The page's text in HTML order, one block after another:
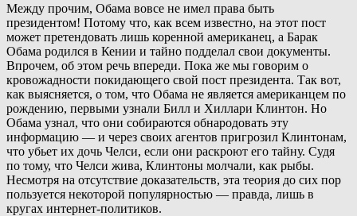
Между прочим, Обама вовсе не имел права быть
президентом! Потому что, как всем известно, на этот пост
может претендовать лишь коренной американец, а Барак
Обама родился в Кении и тайно подделал свои документы.
Впрочем, об этом речь впереди. Пока же мы говорим о
кровожадности покидающего свой пост президента. Так вот,
как выясняется, о том, что Обама не является американцем по
рождению, первыми узнали Билл и Хиллари Клинтон. Но
Обама узнал, что они собираются обнародовать эту
информацию — и через своих агентов пригрозил Клинтонам,
что убьет их дочь Челси, если они раскроют его тайну. Судя
по тому, что Челси жива, Клинтоны молчали, как рыбы.
Несмотря на отсутствие доказательств, эта теория до сих пор
пользуется некоторой популярностью — правда, лишь в
кругах интернет-политиков.